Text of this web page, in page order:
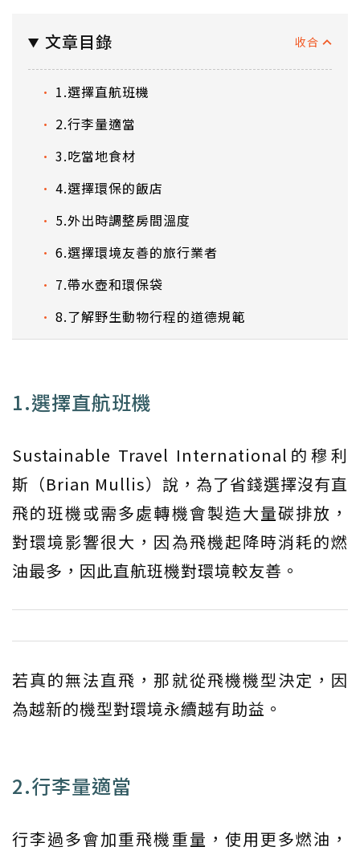
文章目錄
1.選擇直航班機
2.行李量適當
3.吃當地食材
4.選擇環保的飯店
5.外出時調整房間溫度
6.選擇環境友善的旅行業者
7.帶水壺和環保袋
8.了解野生動物行程的道德規範
1.選擇直航班機
Sustainable Travel International的穆利
斯（Brian Mullis）說，為了省錢選擇沒有直
飛的班機或需多處轉機會製造大量碳排放，
對環境影響很大，因為飛機起降時消耗的燃
油最多，因此直航班機對環境較友善。
若真的無法直飛，那就從飛機機型決定，因
為越新的機型對環境永續越有助益。
2.行李量適當
行李過多會加重飛機重量，使用更多燃油，